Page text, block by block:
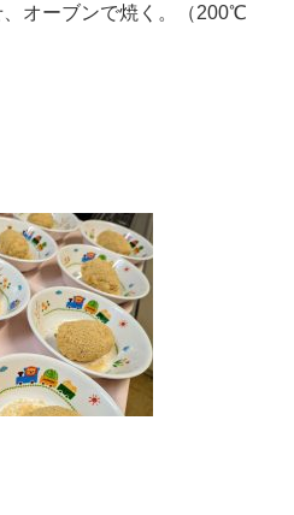
ーブンで焼く。（200℃